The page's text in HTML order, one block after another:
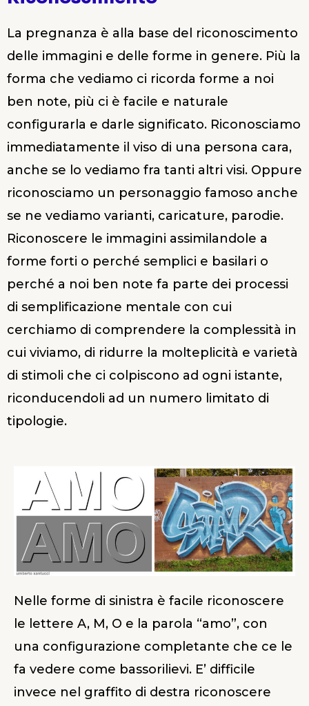
La pregnanza è alla base del riconoscimento
delle immagini e delle forme in genere. Più la
forma che vediamo ci ricorda forme a noi
ben note, più ci è facile e naturale
configurarla e darle significato. Riconosciamo
immediatamente il viso di una persona cara,
anche se lo vediamo fra tanti altri visi. Oppure
riconosciamo un personaggio famoso anche
se ne vediamo varianti, caricature, parodie.
Riconoscere le immagini assimilandole a
forme forti o perché semplici e basilari o
perché a noi ben note fa parte dei processi
di semplificazione mentale con cui
cerchiamo di comprendere la complessità in
cui viviamo, di ridurre la molteplicità e varietà
di stimoli che ci colpiscono ad ogni istante,
riconducendoli ad un numero limitato di
tipologie.
Nelle forme di sinistra è facile riconoscere
le lettere A, M, O e la parola “amo”, con
una configurazione completante che ce le
fa vedere come bassorilievi. E’ difficile
invece nel graffito di destra riconoscere